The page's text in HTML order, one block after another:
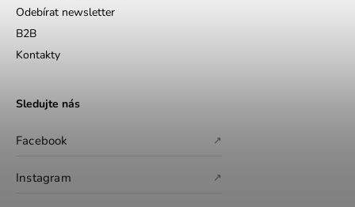
Odebírat newsletter
B2B
Kontakty
Sledujte nás
Facebook ↗
Instagram ↗